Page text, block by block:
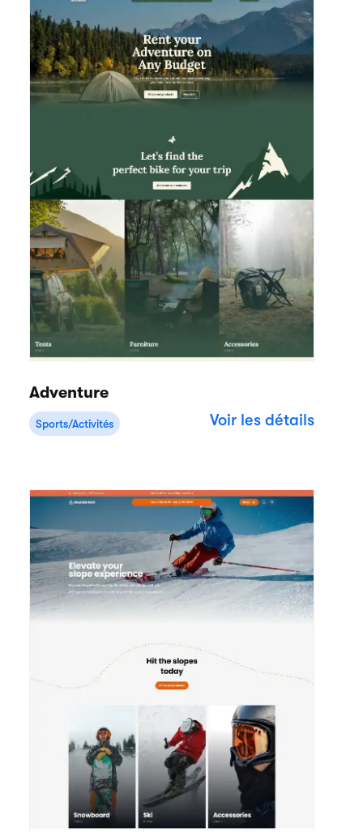
Adventure
Sports/Activités Voir les détails